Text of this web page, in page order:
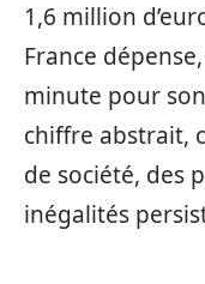
1,6 million
France
minute pour
chiffre abstrait,
de société, des
inégalités